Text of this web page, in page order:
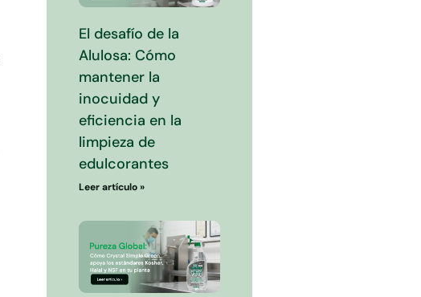
El desafío de la
Alulosa: Cómo
mantener la
inocuidad y
eficiencia en la
limpieza de
edulcorantes
Leer artículo »